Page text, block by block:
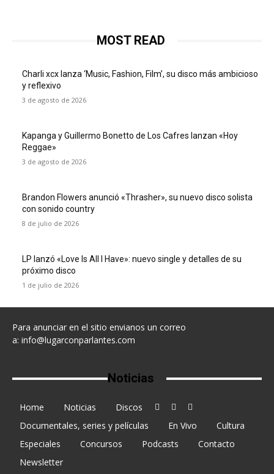
MOST READ
Charli xcx lanza ‘Music, Fashion, Film’, su disco más ambicioso
y reflexivo
3 de agosto de 2026
Kapanga y Guillermo Bonetto de Los Cafres lanzan «Hoy
Reggae»
3 de agosto de 2026
Brandon Flowers anunció «Thrasher», su nuevo disco solista
con sonido country
8 de julio de 2026
LP lanzó «Love Is All I Have»: nuevo single y detalles de su
próximo disco
1 de julio de 2026
Para anunciar en el sitio envianos un correo
a: info@lugarconparlantes.com
Noticias
Home Noticias
Discos
Documentales, series y películas
En Vivo
Cultura
Especiales
Concursos Podcasts
Contacto
Newsletter